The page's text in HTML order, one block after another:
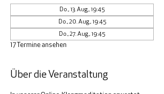
Do., 13. Aug., 19:45
Do., 20. Aug., 19:45
Do., 27. Aug., 19:45
17 Termine ansehen
Über die Veranstaltung